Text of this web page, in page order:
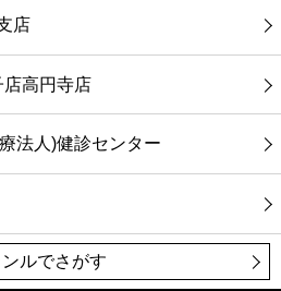
店
店高円寺店
法人)健診センター
ンルでさがす